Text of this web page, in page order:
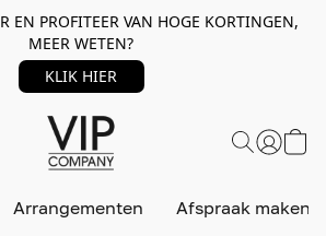
EN PROFITEER VAN HOGE KORTINGEN,
MEER WETEN?
KLIK HIER
Arrangementen Afspraak maken